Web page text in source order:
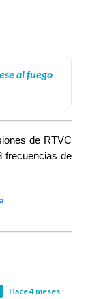
al fuego
de RTVC
frecuencias de
Hace 4 meses